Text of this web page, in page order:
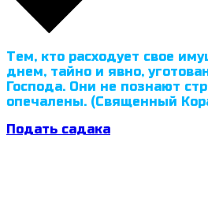
Тем, кто расходует свое
днем, тайно и явно,
Господа. Они не познают
опечалены. (Священный
Подать садака